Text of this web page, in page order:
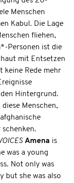
Menschen
Kabul. Die Lage
fliehen,
Personen ist die
mit Entsetzen
keine Rede mehr
Hintergrund.
Menschen,
Amena is
was a young
Not only was
but she was also